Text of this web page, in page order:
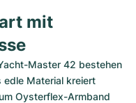
mit
Master 42 bestehen
edle Material kreiert
Oysterflex-Armband